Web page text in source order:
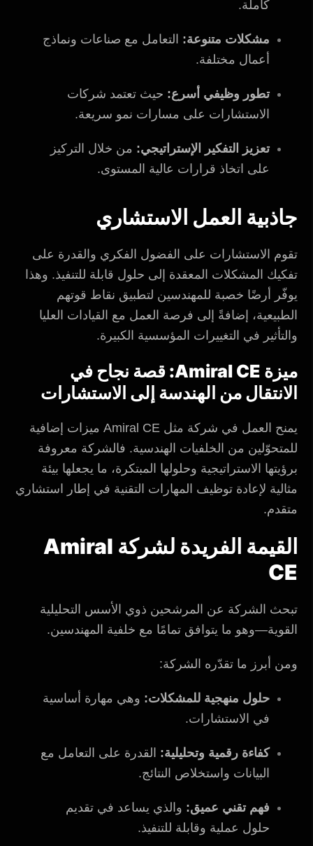
كاملة.
مشكلات متنوعة: التعامل مع صناعات ونماذج
أعمال مختلفة.
تطور وظيفي أسرع: حيث تعتمد شركات
الاستشارات على مسارات نمو سريعة.
تعزيز التفكير الإستراتيجي: من خلال التركيز
على اتخاذ قرارات عالية المستوى.
جاذبية العمل الاستشاري
تقوم الاستشارات على الفضول الفكري والقدرة على
تفكيك المشكلات المعقدة إلى حلول قابلة للتنفيذ. وهذا
يوفّر أرضًا خصبة للمهندسين لتطبيق نقاط قوتهم
الطبيعية، إضافةً إلى فرصة العمل مع القيادات العليا
والتأثير في التغييرات المؤسسية الكبيرة.
ميزة Amiral CE: قصة نجاح في
الانتقال من الهندسة إلى الاستشارات
يمنح العمل في شركة مثل Amiral CE ميزات إضافية
للمتحوّلين من الخلفيات الهندسية. فالشركة معروفة
برؤيتها الاستراتيجية وحلولها المبتكرة، ما يجعلها بيئة
مثالية لإعادة توظيف المهارات التقنية في إطار استشاري
متقدم.
القيمة الفريدة لشركة Amiral
CE
تبحث الشركة عن المرشحين ذوي الأسس التحليلية
القوية—وهو ما يتوافق تمامًا مع خلفية المهندسين.
ومن أبرز ما تقدّره الشركة:
حلول منهجية للمشكلات: وهي مهارة أساسية
في الاستشارات.
كفاءة رقمية وتحليلية: القدرة على التعامل مع
البيانات واستخلاص النتائج.
فهم تقني عميق: والذي يساعد في تقديم
حلول عملية وقابلة للتنفيذ.